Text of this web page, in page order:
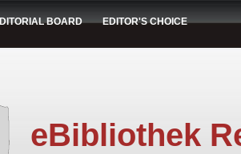
BOARD EDITOR'S CHOICE
eBibliothek